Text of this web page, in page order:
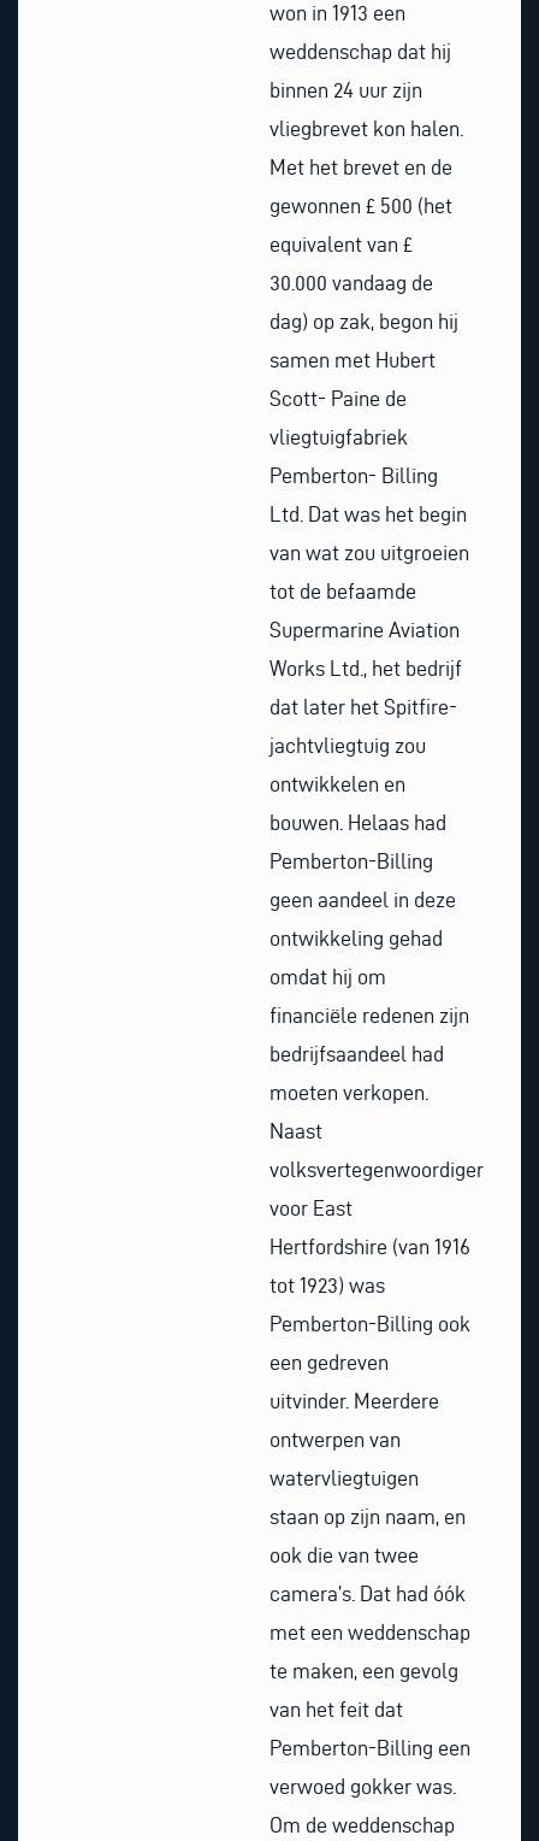
won in 1913 een
weddenschap dat hij
binnen 24 uur zijn
vliegbrevet kon halen.
Met het brevet en de
gewonnen £ 500 (het
equivalent van £
30.000 vandaag de
dag) op zak, begon hij
samen met Hubert
Scott- Paine de
vliegtuigfabriek
Pemberton- Billing
Ltd. Dat was het begin
van wat zou uitgroeien
tot de befaamde
Supermarine Aviation
Works Ltd., het bedrijf
dat later het Spitfire-
jachtvliegtuig zou
ontwikkelen en
bouwen. Helaas had
Pemberton-Billing
geen aandeel in deze
ontwikkeling gehad
omdat hij om
financiële redenen zijn
bedrijfsaandeel had
moeten verkopen.
Naast
volksvertegenwoordiger
voor East
Hertfordshire (van 1916
tot 1923) was
Pemberton-Billing ook
een gedreven
uitvinder. Meerdere
ontwerpen van
watervliegtuigen
staan op zijn naam, en
ook die van twee
camera’s. Dat had óók
met een weddenschap
te maken, een gevolg
van het feit dat
Pemberton-Billing een
verwoed gokker was.
Om de weddenschap